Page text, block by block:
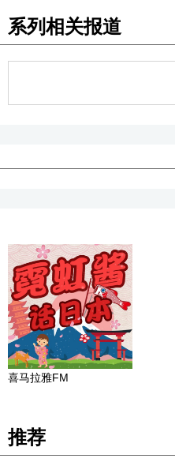
系列相关报道
喜马拉雅FM
推荐